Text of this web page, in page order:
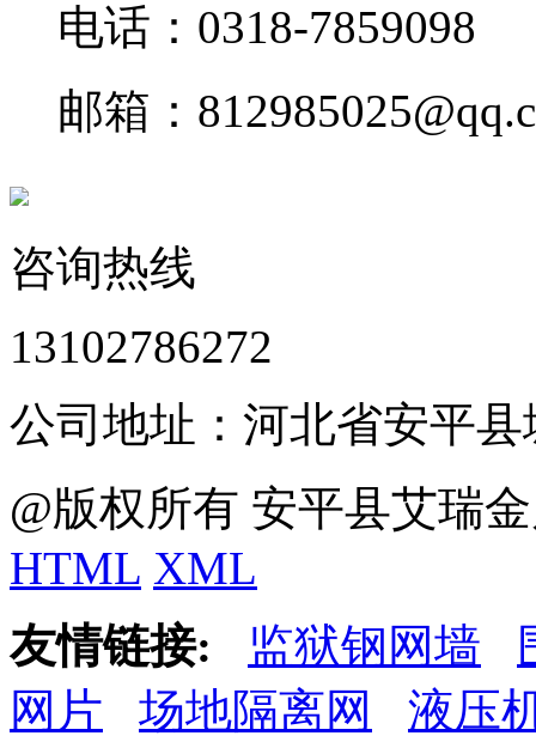
电话：0318-7859098
邮箱：
咨询热线
13102786272
公司地址：河北省安平
@版权所有 安平县艾瑞
HTML XML
友情链接:
监狱钢网墙
网片
场地隔离网
液压